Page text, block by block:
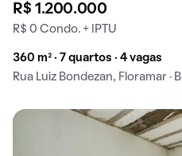
R$ 1.200.000
R$ 0 Condo. + IPTU
360 m² · 7 quartos · 4 vagas
Rua Luiz Bondezan, Floramar ·